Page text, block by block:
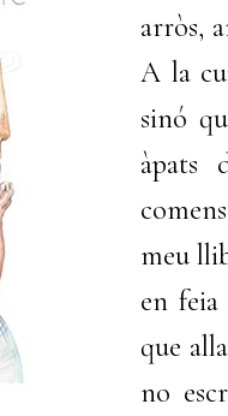
arròs,
A la
sinó
àpats
meu
en
que
no